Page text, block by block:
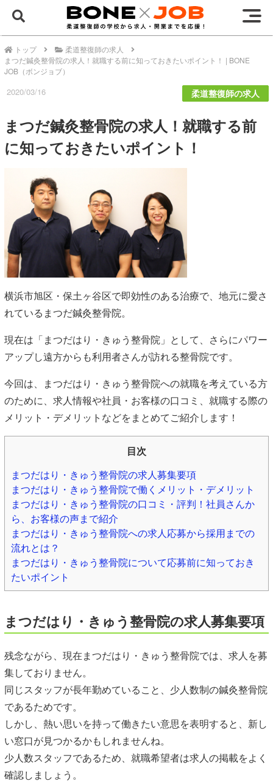
トップ
柔道整復師の求人
まつだ鍼灸整骨院の求人！就職する前に知っておきたいポイント！ | BONE
JOB（ボンジョブ）
2020/03/16 柔道整復師の求人
まつだ鍼灸整骨院の求人！就職する前
に知っておきたいポイント！
横浜市旭区・保土ヶ谷区で即効性のある治療で、地元に愛さ
れているまつだ鍼灸整骨院。
現在は「まつだはり・きゅう整骨院」として、さらにパワー
アップし遠方からも利用者さんが訪れる整骨院です。
今回は、まつだはり・きゅう整骨院への就職を考えている方
のために、求人情報や社員・お客様の口コミ、就職する際の
メリット・デメリットなどをまとめてご紹介します！
目次
まつだはり・きゅう整骨院の求人募集要項
まつだはり・きゅう整骨院で働くメリット・デメリット
まつだはり・きゅう整骨院の口コミ・評判！社員さんか
ら、お客様の声まで紹介
まつだはり・きゅう整骨院への求人応募から採用までの
流れとは？
まつだはり・きゅう整骨院について応募前に知っておき
たいポイント
まつだはり・きゅう整骨院の求人募集要項
残念ながら、現在まつだはり・きゅう整骨院では、求人を募
集しておりません。
同じスタッフが長年勤めていること、少人数制の鍼灸整骨院
であるためです。
しかし、熱い思いを持って働きたい意思を表明すると、新し
い窓口が見つかるかもしれませんね。
少人数スタッフであるため、就職希望者は求人の掲載をよく
確認しましょう。